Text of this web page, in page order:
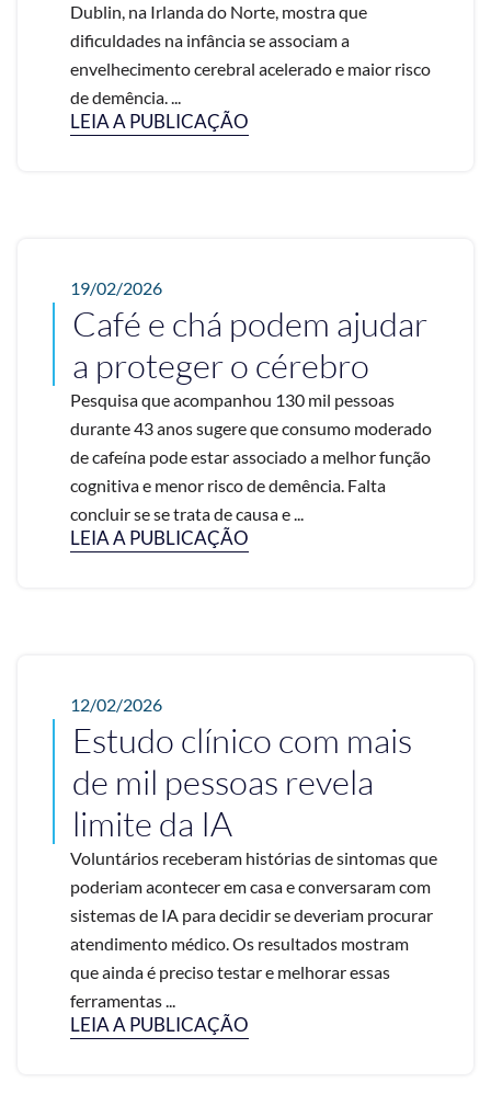
Dublin, na Irlanda do Norte, mostra que
dificuldades na infância se associam a
envelhecimento cerebral acelerado e maior risco
de demência. ...
LEIA A PUBLICAÇÃO
19/02/2026
Café e chá podem ajudar
a proteger o cérebro
Pesquisa que acompanhou 130 mil pessoas
durante 43 anos sugere que consumo moderado
de cafeína pode estar associado a melhor função
cognitiva e menor risco de demência. Falta
concluir se se trata de causa e ...
LEIA A PUBLICAÇÃO
12/02/2026
Estudo clínico com mais
de mil pessoas revela
limite da IA
Voluntários receberam histórias de sintomas que
poderiam acontecer em casa e conversaram com
sistemas de IA para decidir se deveriam procurar
atendimento médico. Os resultados mostram
que ainda é preciso testar e melhorar essas
ferramentas ...
LEIA A PUBLICAÇÃO